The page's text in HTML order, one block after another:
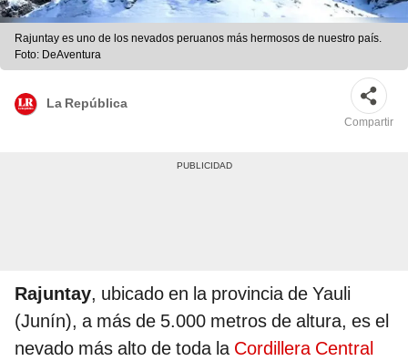
Rajuntay es uno de los nevados peruanos más hermosos de nuestro país.
Foto: DeAventura
La República
Compartir
Rajuntay, ubicado en la provincia de Yauli
(Junín), a más de 5.000 metros de altura, es el
nevado más alto de toda laCordillera Central